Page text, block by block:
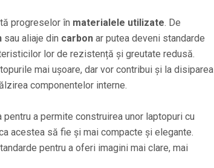
progreselor în materialele utilizate. De
sau aliaje din carbonar putea deveni standarde
lor de rezistență și greutate redusă.
mai ușoare, dar vor contribui și la disiparea
componentelor interne.
pentru a permite construirea unor laptopuri cu
acestea să fie și mai compacte și elegante.
pentru a oferi imagini mai clare, mai